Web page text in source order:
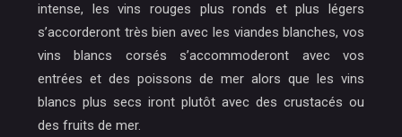
intense, les vins rouges plus ronds et plus légers
s’accorderont très bien avec les viandes blanches, vos
vins blancs corsés s’accommoderont avec vos
entrées et des poissons de mer alors que les vins
blancs plus secs iront plutôt avec des crustacés ou
des fruits de mer.